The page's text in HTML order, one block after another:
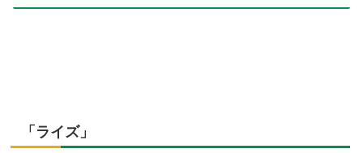
「ライズ」